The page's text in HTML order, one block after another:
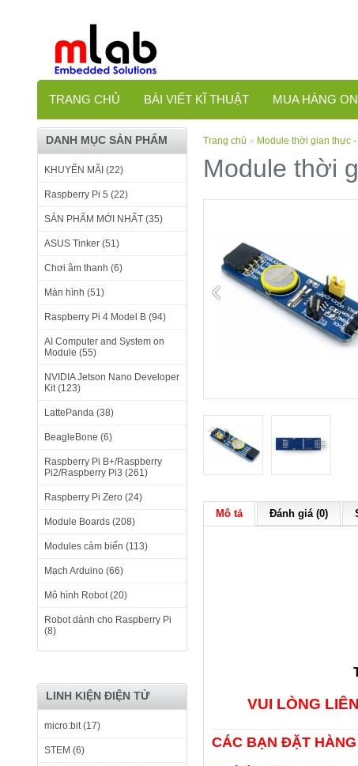
TRANG CHỦ BÀI VIẾT KĨ THUẬT MUA HÀNG
DANH MỤC SẢN PHẨM
KHUYẾN MÃI (22)
Raspberry Pi 5 (22)
SẢN PHẨM MỚI NHẤT (35)
ASUS Tinker (51)
Chơi âm thanh (6)
Màn hình (51)
Raspberry Pi 4 Model B (94)
AI Computer and System on
Module (55)
NVIDIA Jetson Nano Developer
Kit (123)
LattePanda (38)
BeagleBone (6)
Raspberry Pi B+/Raspberry
Pi2/Raspberry Pi3 (261)
Raspberry Pi Zero (24)
Module Boards (208)
Modules cảm biến (113)
Mạch Arduino (66)
Mô hình Robot (20)
Robot dành cho Raspberry Pi
(8)
LINH KIỆN ĐIỆN TỬ
micro:bit (17)
STEM (6)
Trang chủ » Module thời gian thực
Module thời
Mô tả Đánh giá (0)
VUI LÒNG
CÁC BẠN ĐẶT